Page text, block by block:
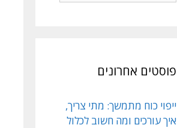
פוסטים אחרונים
ייפוי כוח מתמשך: מתי צריך,
איך עורכים ומה חשוב לכלול